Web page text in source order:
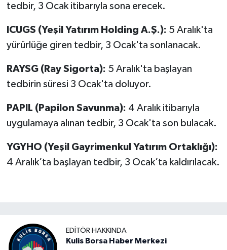
tedbir, 3 Ocak itibarıyla sona erecek.
ICUGS (Yeşil Yatırım Holding A.Ş.): 5 Aralık'ta
yürürlüğe giren tedbir, 3 Ocak'ta sonlanacak.
RAYSG (Ray Sigorta): 5 Aralık'ta başlayan
tedbirin süresi 3 Ocak'ta doluyor.
PAPIL (Papilon Savunma): 4 Aralık itibarıyla
uygulamaya alınan tedbir, 3 Ocak'ta son bulacak.
YGYHO (Yeşil Gayrimenkul Yatırım Ortaklığı):
4 Aralık’ta başlayan tedbir, 3 Ocak’ta kaldırılacak.
EDITÖR HAKKINDA
Kulis Borsa Haber Merkezi